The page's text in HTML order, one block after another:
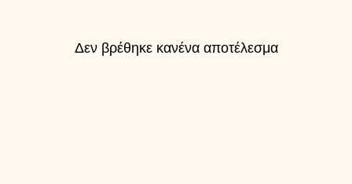
Δεν βρέθηκε κανένα αποτέλεσμα